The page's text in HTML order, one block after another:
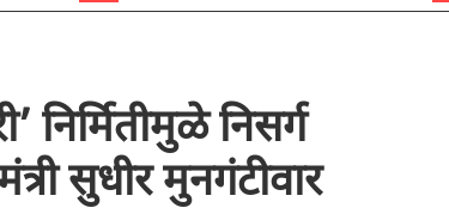
निर्मितीमुळे निसर्ग
सुधीर मुनगंटीवार